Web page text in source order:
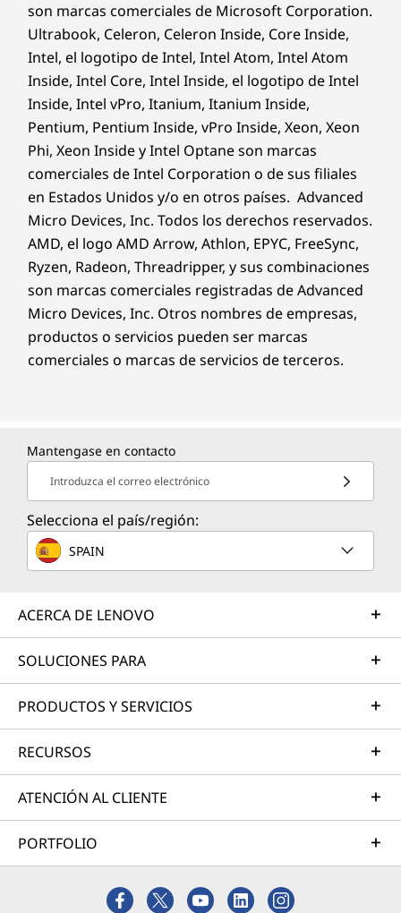
son marcas comerciales de Microsoft Corporation.
Ultrabook, Celeron, Celeron Inside, Core Inside,
Intel, el logotipo de Intel, Intel Atom, Intel Atom
Inside, Intel Core, Intel Inside, el logotipo de Intel
Inside, Intel vPro, Itanium, Itanium Inside,
Pentium, Pentium Inside, vPro Inside, Xeon, Xeon
Phi, Xeon Inside y Intel Optane son marcas
comerciales de Intel Corporation o de sus filiales
en Estados Unidos y/o en otros países. Advanced
Micro Devices, Inc. Todos los derechos reservados.
AMD, el logo AMD Arrow, Athlon, EPYC, FreeSync,
Ryzen, Radeon, Threadripper, y sus combinaciones
son marcas comerciales registradas de Advanced
Micro Devices, Inc. Otros nombres de empresas,
productos o servicios pueden ser marcas
comerciales o marcas de servicios de terceros.
Mantengase en contacto
Introduzca el correo electrónico
Selecciona el país/región:
SPAIN
ACERCA DE LENOVO
SOLUCIONES PARA
PRODUCTOS Y SERVICIOS
RECURSOS
ATENCIÓN AL CLIENTE
PORTFOLIO